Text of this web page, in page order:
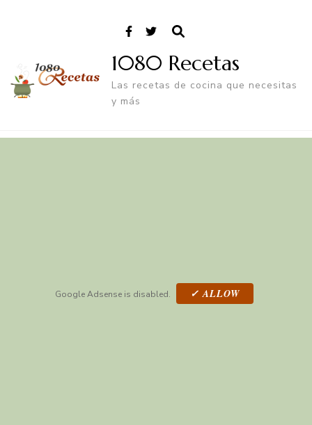
1080 Recetas
Las recetas de cocina que necesitas
y más
Google Adsense is disabled. ✓ ALLOW